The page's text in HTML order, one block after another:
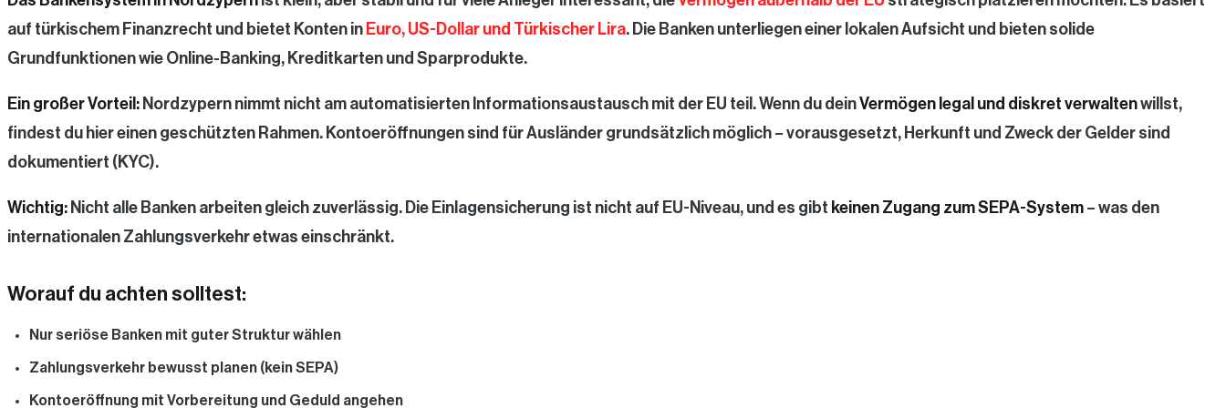
auf türkischem Finanzrecht und bietet Konten in Euro, US-Dollar und Türkischer Lira. Die Banken unterliegen einer lokalen Aufsicht und bieten solide
Grundfunktionen wie Online-Banking, Kreditkarten und Sparprodukte.
Ein großer Vorteil: Nordzypern nimmt nicht am automatisierten Informationsaustausch mit der EU teil. Wenn du deinVermögen legal und diskret verwaltenwillst,
findest du hier einen geschützten Rahmen. Kontoeröffnungen sind für Ausländer grundsätzlich möglich – vorausgesetzt, Herkunft und Zweck der Gelder sind
dokumentiert (KYC).
Wichtig: Nicht alle Banken arbeiten gleich zuverlässig. Die Einlagensicherung ist nicht auf EU-Niveau, und es gibt keinen Zugang zum SEPA-System – was den
internationalen Zahlungsverkehr etwas einschränkt.
Worauf du achten solltest:
Nur seriöse Banken mit guter Struktur wählen
Zahlungsverkehr bewusst planen (kein SEPA)
Kontoeröffnung mit Vorbereitung und Geduld angehen